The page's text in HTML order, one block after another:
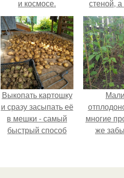
и космосе.
стеной,
почти не
Выкопать картошку
и сразу засыпать её
в мешки - самый
быстрый способ
порезы и больные
многие
же